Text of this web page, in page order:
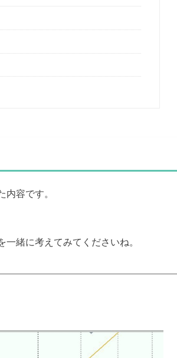
容です。
緒に考えてみてくださいね。